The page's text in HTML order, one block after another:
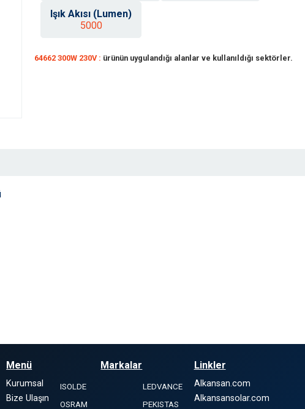
Işık Akısı (Lumen)
5000
64662 300W 230V : ürünün uygulandığı alanlar ve kullanıldığı sektörler.
Menü
Kurumsal
Bize Ulaşın
Markalar
ISOLDE
LEDVANCE
OSRAM
PEKISTAS
Linkler
Alkansan.com
Alkansansolar.com